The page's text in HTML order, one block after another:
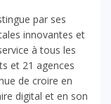
par ses
innovantes et
à tous les
et 21 agences
de croire en
digital et en son